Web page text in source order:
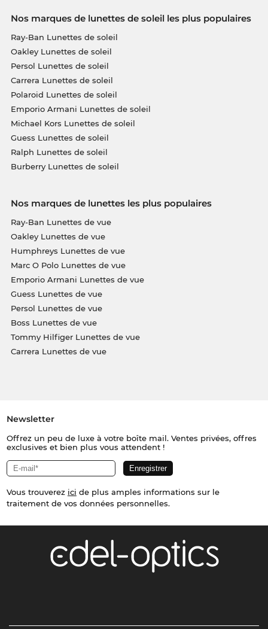
Nos marques de lunettes de soleil les plus populaires
Ray-Ban Lunettes de soleil
Oakley Lunettes de soleil
Persol Lunettes de soleil
Carrera Lunettes de soleil
Polaroid Lunettes de soleil
Emporio Armani Lunettes de soleil
Michael Kors Lunettes de soleil
Guess Lunettes de soleil
Ralph Lunettes de soleil
Burberry Lunettes de soleil
Nos marques de lunettes les plus populaires
Ray-Ban Lunettes de vue
Oakley Lunettes de vue
Humphreys Lunettes de vue
Marc O Polo Lunettes de vue
Emporio Armani Lunettes de vue
Guess Lunettes de vue
Persol Lunettes de vue
Boss Lunettes de vue
Tommy Hilfiger Lunettes de vue
Carrera Lunettes de vue
Newsletter
Offrez un peu de luxe à votre boîte mail. Ventes privées, offres
exclusives et bien plus vous attendent !
Vous trouverez ici de plus amples informations sur le
traitement de vos données personnelles.